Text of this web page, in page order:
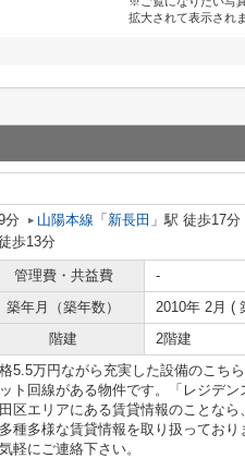
拡大されて表示されま
分 山陽本線 「 新長田 」駅 徒歩17分
歩13分
管理費・共益費
-
築年月（築年数）
2010年 2月 (
階建 2階建
5.5万円ながら充実した設備のこち
ト回線がある物件です。「レジデン
区エリアにある賃貸情報のことなら
種多様な賃貸情報を取り扱っており
軽にご連絡下さい。